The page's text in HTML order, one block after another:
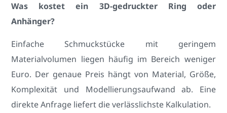
Was kostet ein 3D-gedruckter Ring oder
Anhänger?
Einfache Schmuckstücke mit geringem
Materialvolumen liegen häufig im Bereich weniger
Euro. Der genaue Preis hängt von Material, Größe,
Komplexität und Modellierungsaufwand ab. Eine
direkte Anfrage liefert die verlässlichste Kalkulation.